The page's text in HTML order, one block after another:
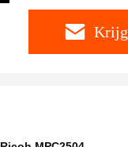
Krijg